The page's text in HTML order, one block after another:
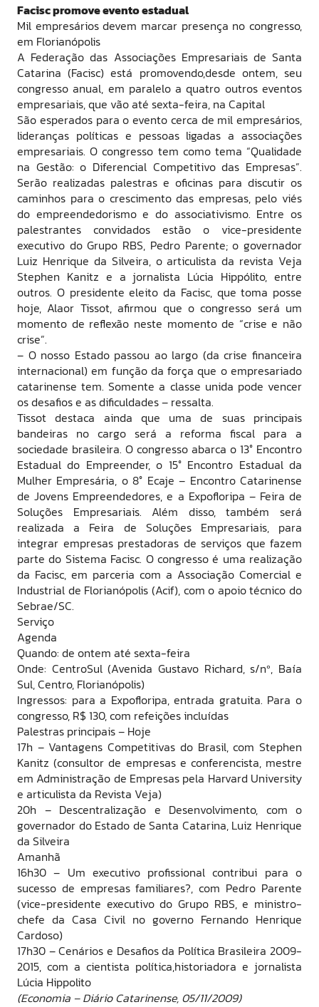
Facisc promove evento estadual
Mil empresários devem marcar presença no congresso,
em Florianópolis
A Federação das Associações Empresariais de Santa
Catarina (Facisc) está promovendo,desde ontem, seu
congresso anual, em paralelo a quatro outros eventos
empresariais, que vão até sexta-feira, na Capital
São esperados para o evento cerca de mil empresários,
lideranças políticas e pessoas ligadas a associações
empresariais. O congresso tem como tema “Qualidade
na Gestão: o Diferencial Competitivo das Empresas”.
Serão realizadas palestras e oficinas para discutir os
caminhos para o crescimento das empresas, pelo viés
do empreendedorismo e do associativismo. Entre os
palestrantes convidados estão o vice-presidente
executivo do Grupo RBS, Pedro Parente; o governador
Luiz Henrique da Silveira, o articulista da revista Veja
Stephen Kanitz e a jornalista Lúcia Hippólito, entre
outros. O presidente eleito da Facisc, que toma posse
hoje, Alaor Tissot, afirmou que o congresso será um
momento de reflexão neste momento de “crise e não
crise”.
– O nosso Estado passou ao largo (da crise financeira
internacional) em função da força que o empresariado
catarinense tem. Somente a classe unida pode vencer
os desafios e as dificuldades – ressalta.
Tissot destaca ainda que uma de suas principais
bandeiras no cargo será a reforma fiscal para a
sociedade brasileira. O congresso abarca o 13° Encontro
Estadual do Empreender, o 15° Encontro Estadual da
Mulher Empresária, o 8° Ecaje – Encontro Catarinense
de Jovens Empreendedores, e a Expofloripa – Feira de
Soluções Empresariais. Além disso, também será
realizada a Feira de Soluções Empresariais, para
integrar empresas prestadoras de serviços que fazem
parte do Sistema Facisc. O congresso é uma realização
da Facisc, em parceria com a Associação Comercial e
Industrial de Florianópolis (Acif), com o apoio técnico do
Sebrae/SC.
Serviço
Agenda
Quando: de ontem até sexta-feira
Onde: CentroSul (Avenida Gustavo Richard, s/nº, Baía
Sul, Centro, Florianópolis)
Ingressos: para a Expofloripa, entrada gratuita. Para o
congresso, R$ 130, com refeições incluídas
Palestras principais – Hoje
17h – Vantagens Competitivas do Brasil, com Stephen
Kanitz (consultor de empresas e conferencista, mestre
em Administração de Empresas pela Harvard University
e articulista da Revista Veja)
20h – Descentralização e Desenvolvimento, com o
governador do Estado de Santa Catarina, Luiz Henrique
da Silveira
Amanhã
16h30 – Um executivo profissional contribui para o
sucesso de empresas familiares?, com Pedro Parente
(vice-presidente executivo do Grupo RBS, e ministro-
chefe da Casa Civil no governo Fernando Henrique
Cardoso)
17h30 – Cenários e Desafios da Política Brasileira 2009-
2015, com a cientista política,historiadora e jornalista
Lúcia Hippolito
(Economia – Diário Catarinense, 05/11/2009)